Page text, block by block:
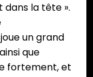
la tête ».
un grand
que
fortement, et